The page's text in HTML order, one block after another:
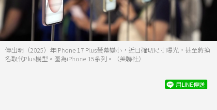
傳出明（2025）年iPhone 17 Plus螢幕變小，近日確切尺寸曝光，甚至將換
名取代Plus機型。圖為iPhone 15系列。（美聯社）
用LINE傳送